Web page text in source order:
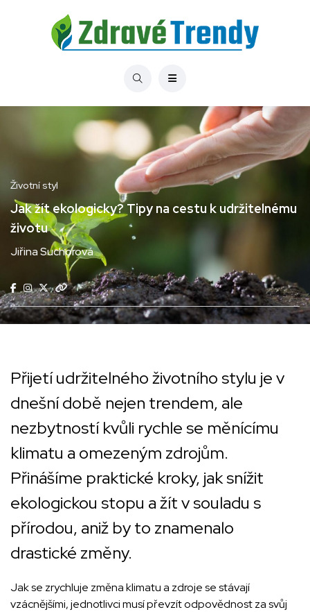
Životní styl
Jak žít ekologicky? Tipy na cestu k udržitelnému
životu
Jiřina Suchorová
Přijetí udržitelného životního stylu je v
dnešní době nejen trendem, ale
nezbytností kvůli rychle se měnícímu
klimatu a omezeným zdrojům.
Přinášíme praktické kroky, jak snížit
ekologickou stopu a žít v souladu s
přírodou, aniž by to znamenalo
drastické změny.
Jak se zrychluje změna klimatu a zdroje se stávají
vzácnějšími, jednotlivci musí převzít odpovědnost za svůj